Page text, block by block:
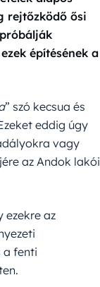
rejtőzködő ősi
építésének a
” szó kecsua és
eddig úgy
vagy
az Andok lakói
ezekre az
a fenti